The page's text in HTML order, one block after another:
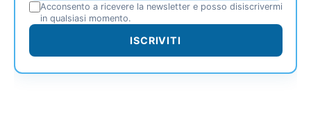
Acconsento a ricevere la newsletter e posso disiscrivermi
in qualsiasi momento.
ISCRIVITI